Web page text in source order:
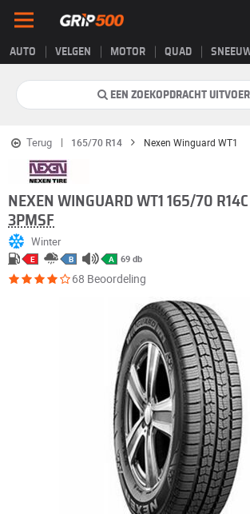
AUTO VELGEN MOTOR QUAD
EEN ZOEKOPDRACHT
Terug 165/70 R14 Nexen Winguard WT1
NEXEN WINGUARD WT1 165/70
3PMSF
Winter
E B A 69 db
68 Beoordeling